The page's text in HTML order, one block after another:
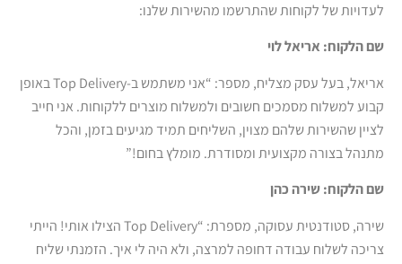
לעדויות של לקוחות שהתרשמו מהשירות שלנו:
שם הלקוח: אריאל לוי
אריאל, בעל עסק מצליח, מספר: “אני משתמש ב-Top Delivery באופן
קבוע למשלוח מסמכים חשובים ולמשלוח מוצרים ללקוחות. אני חייב
לציין שהשירות שלהם מצוין, השליחים תמיד מגיעים בזמן, והכל
מתנהל בצורה מקצועית ומסודרת. מומלץ בחום!”
שם הלקוח: שירה כהן
שירה, סטודנטית עסוקה, מספרת: “Top Delivery הצילו אותי! הייתי
צריכה לשלוח עבודה דחופה למרצה, ולא היה לי איך. הזמנתי שליח